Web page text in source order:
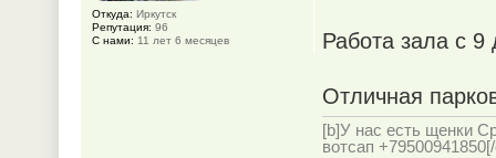
Работа зала с
Отличная
[b]У нас есть щенки
вотсап
Откуда: Иркутск
Репутация: 96
С нами: 11 лет 6 месяцев